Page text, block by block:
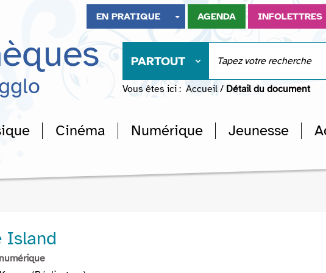
EN PRATIQUE AGENDA INFOLETTRES
PARTOUT
Vous êtes ici : Accueil / Détail du document
Cinéma Numérique Jeunesse
Island